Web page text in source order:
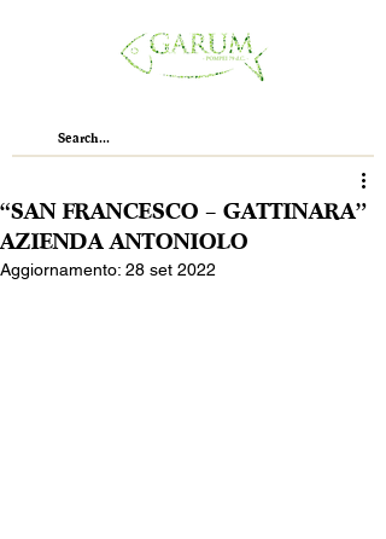
“SAN FRANCESCO – GATTINARA”
AZIENDA ANTONIOLO
Aggiornamento: 28 set 2022